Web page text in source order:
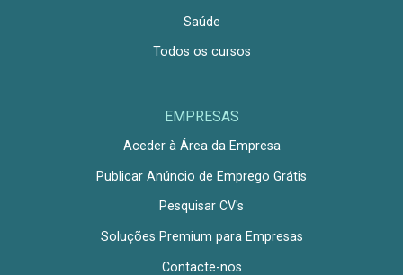
Saúde
Todos os cursos
EMPRESAS
Aceder à Área da Empresa
Publicar Anúncio de Emprego Grátis
Pesquisar CV's
Soluções Premium para Empresas
Contacte-nos